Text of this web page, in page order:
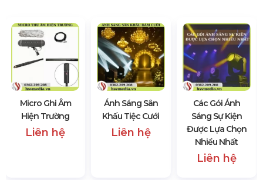
Micro Ghi Âm
Hiện Trường
Liên hệ
Ánh Sáng Sân
Khấu Tiệc Cưới
Liên hệ
Các Gói Ánh
Sáng Sự Kiện
Được Lựa Chọn
Nhiều Nhất
Liên hệ